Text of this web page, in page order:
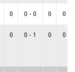
0 0 - 0 0 0
0 0 - 1 0 0